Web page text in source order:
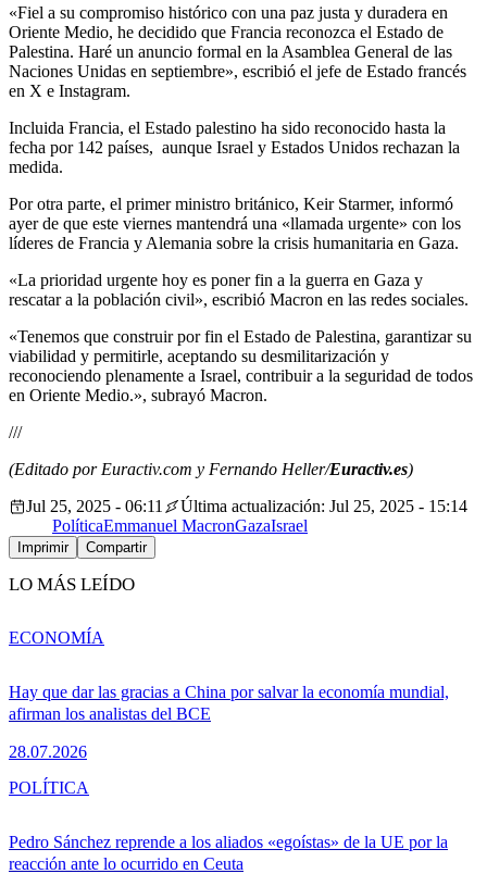
«Fiel a su compromiso histórico con una paz justa y duradera en
Oriente Medio, he decidido que Francia reconozca el Estado de
Palestina. Haré un anuncio formal en la Asamblea General de las
Naciones Unidas en septiembre», escribió el jefe de Estado francés
en X e Instagram.
Incluida Francia, el Estado palestino ha sido reconocido hasta la
fecha por 142 países, aunque Israel y Estados Unidos rechazan la
medida.
Por otra parte, el primer ministro británico, Keir Starmer, informó
ayer de que este viernes mantendrá una «llamada urgente» con los
líderes de Francia y Alemania sobre la crisis humanitaria en Gaza.
«La prioridad urgente hoy es poner fin a la guerra en Gaza y
rescatar a la población civil», escribió Macron en las redes sociales.
«Tenemos que construir por fin el Estado de Palestina, garantizar su
viabilidad y permitirle, aceptando su desmilitarización y
reconociendo plenamente a Israel, contribuir a la seguridad de todos
en Oriente Medio.», subrayó Macron.
///
(Editado por Euractiv.com y Fernando Heller/Euractiv.es)
Jul 25, 2025 - 06:11
Última actualización: Jul 25, 2025 - 15:14
PolíticaEmmanuel MacronGazaIsrael
Imprimir Compartir
LO MÁS LEÍDO
Hay que dar las gracias a China por salvar la economía mundial,
afirman los analistas del BCE
28.07.2026
ECONOMÍA
Pedro Sánchez reprende a los aliados «egoístas» de la UE por la
reacción ante lo ocurrido en Ceuta
POLÍTICA